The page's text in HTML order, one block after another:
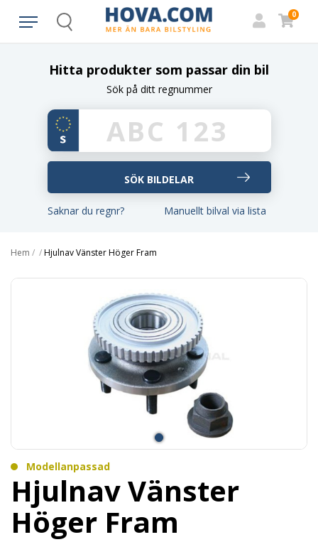
Search
0
Hitta produkter som passar din bil
Sök på ditt regnummer
Saknar du regnr? Manuellt bilval via lista
Hem / /Hjulnav Vänster Höger Fram
Modellanpassad
Hjulnav Vänster
Höger Fram